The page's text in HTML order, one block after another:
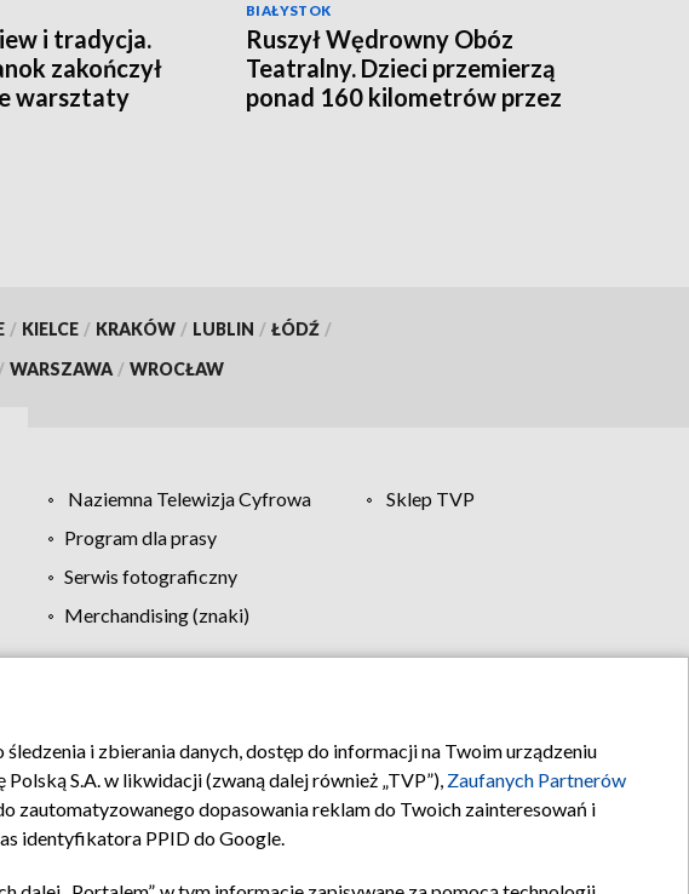
i tradycja.
zakończył
warsztaty
BIAŁYSTOK
Ruszył Wędrowny Obóz
Teatralny. Dzieci przemierzą
ponad 160 kilometrów przez
/ KIELCE / KRAKÓW / LUBLIN / ŁÓDŹ /
/ WARSZAWA / WROCŁAW
Naziemna Telewizja Cyfrowa
Sklep TVP
Program dla prasy
Serwis fotograficzny
Merchandising (znaki)
Biuro reklamy Kontakt
i zbierania danych, dostęp do informacji na Twoim urządzeniu
S.A. w likwidacji (zwaną dalej również „TVP”), Zaufanych Partnerów
zautomatyzowanego dopasowania reklam do Twoich zainteresowań i
identyfikatora PPID do Google.